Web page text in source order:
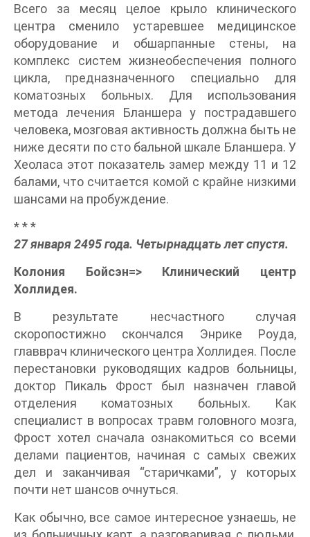
Всего за месяц целое крыло клинического
центра сменило устаревшее медицинское
оборудование и обшарпанные стены, на
комплекс систем жизнеобеспечения полного
цикла, предназначенного специально для
коматозных больных. Для использования
метода лечения Бланшера у пострадавшего
человека, мозговая активность должна быть не
ниже десяти по сто бальной шкале Бланшера. У
Хеоласа этот показатель замер между 11 и 12
балами, что считается комой с крайне низкими
шансами на пробуждение.
* * *
27 января 2495 года. Четырнадцать лет спустя.
Колония Бойсэн=> Клинический центр
Холлидея.
В результате несчастного случая
скоропостижно скончался Энрике Роуда,
главврач клинического центра Холлидея. После
перестановки руководящих кадров больницы,
доктор Пикаль Фрост был назначен главой
отделения коматозных больных. Как
специалист в вопросах травм головного мозга,
Фрост хотел сначала ознакомиться со всеми
делами пациентов, начиная с самых свежих
дел и заканчивая “старичками”, у которых
почти нет шансов очнуться.
Как обычно, все самое интересное узнаешь, не